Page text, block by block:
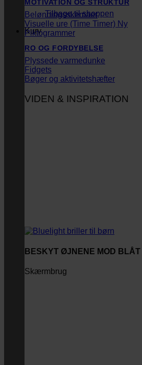
Tilbage til shoppen
Kurv
MOTIVATION OG STRUKTUR
Belønningsskemaer
Visuelle ure (Time Timer)
Piktogrammer
RO OG FORDYBELSE
Plyssede varmedunke
Fidgets
Bøger og aktivitetshæfter
VIDEN & INSPIRATION
BESKYT ØJNENE MOD BLÅT
Skærmbrug